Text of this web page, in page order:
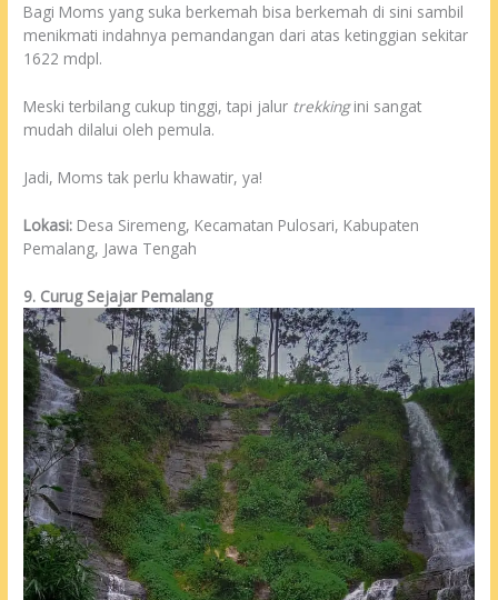
Bagi Moms yang suka berkemah bisa berkemah di sini sambil
menikmati indahnya pemandangan dari atas ketinggian sekitar
1622 mdpl.
Meski terbilang cukup tinggi, tapi jalur trekkingini sangat
mudah dilalui oleh pemula.
Jadi, Moms tak perlu khawatir, ya!
Lokasi: Desa Siremeng, Kecamatan Pulosari, Kabupaten
Pemalang, Jawa Tengah
9. Curug Sejajar Pemalang